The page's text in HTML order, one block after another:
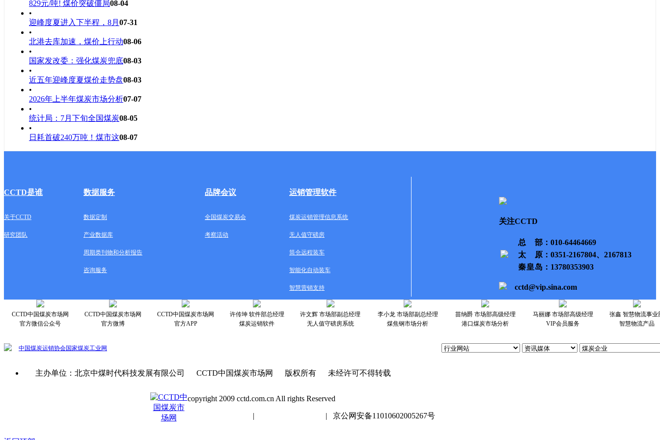
829元/吨! 煤价突破僵局08-04
•
迎峰度夏进入下半程，8月 07-31
•
北港去库加速，煤价上行动08-06
•
国家发改委：强化煤炭兜底08-03
•
近五年迎峰度夏煤价走势盘08-03
•
2026年上半年煤炭市场分析07-07
•
统计局：7月下旬全国煤炭08-05
•
日耗首破240万吨！煤市这08-07
CCTD是谁 数据服务 品牌会议 运销管理软件
关于CCTD 数据定制 全国煤炭交易会 煤炭运销管理信息系统
研究团队 产业数据库 考察活动 无人值守磅房
周期类刊物和分析报告 筒仓远程装车
咨询服务 智能化自动装车
智慧营销支持
关注CCTD
总部 ：010-64464669
太原 ：0351-2167804、2167813
秦皇岛 ：13780353903
cctd@vip.sina.com
CCTD中国煤炭市场网
官方微信公众号
CCTD中国煤炭市场网
官方微博
CCTD中国煤炭市场网
官方APP
许传坤 软件部总经理
煤炭运销软件
许文辉 市场部副总经理
无人值守磅房系统
李小龙 市场部副总经理
煤焦钢市场分析
苗纳爵 市场部高级经理
港口煤炭市场分析
马丽娜 市场部高级经理
VIP会员服务
张鑫 智慧物流事业
智慧物流产品
中国煤炭运销协会国家煤炭工业网
主办单位：北京中煤时代科技发展有限公司 CCTD中国煤炭市场网 版权所有 未经许可不得转载
copyright 2009 cctd.com.cn All rights Reserved
| | 京公网安备11010602005267号